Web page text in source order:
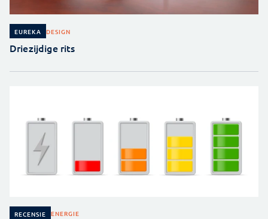
EUREKA DESIGN
Driezijdige rits
RECENSIE ENERGIE